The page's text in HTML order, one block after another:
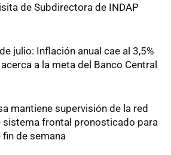
de Subdirectora de INDAP
julio: Inflación anual cae al 3,5%
a la meta del Banco Central
mantiene supervisión de la red
sistema frontal pronosticado para
fin de semana